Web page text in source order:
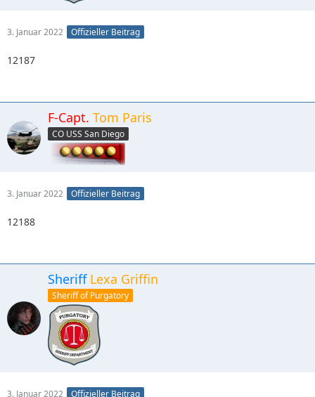
3. Januar 2022 Offizieller Beitrag
12187
F-Capt. Tom Paris
CO USS San Diego
3. Januar 2022 Offizieller Beitrag
12188
Sheriff Lexa Griffin
Sheriff of Purgatory
3. Januar 2022 Offizieller Beitrag